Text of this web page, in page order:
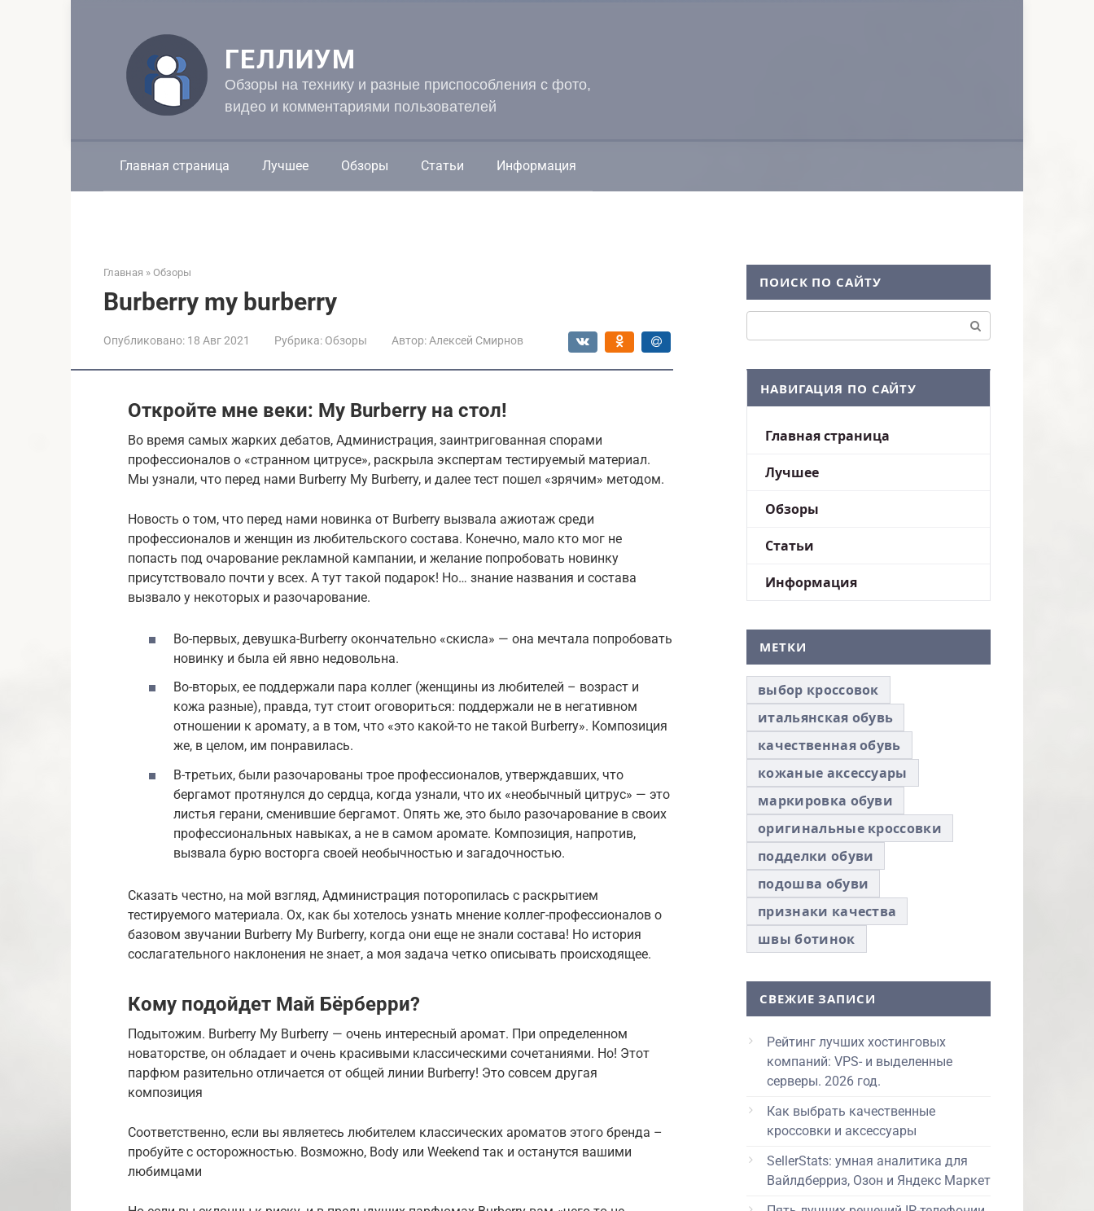
ГЕЛЛИУМ
Обзоры на технику и разные приспособления с фото,
видео и комментариями пользователей
Главная страница Лучшее Обзоры Статьи Информация
Главная » Обзоры
Burberry my burberry
Опубликовано: 18 Авг 2021 Рубрика: Обзоры Автор: Алексей Смирнов
Откройте мне веки: My Burberry на стол!
Во время самых жарких дебатов, Администрация, заинтригованная спорами
профессионалов о «странном цитрусе», раскрыла экспертам тестируемый материал.
Мы узнали, что перед нами Burberry My Burberry, и далее тест пошел «зрячим» методом.
Новость о том, что перед нами новинка от Burberry вызвала ажиотаж среди
профессионалов и женщин из любительского состава. Конечно, мало кто мог не
попасть под очарование рекламной кампании, и желание попробовать новинку
присутствовало почти у всех. А тут такой подарок! Но… знание названия и состава
вызвало у некоторых и разочарование.
Во-первых, девушка-Burberry окончательно «скисла» — она мечтала попробовать
новинку и была ей явно недовольна.
Во-вторых, ее поддержали пара коллег (женщины из любителей – возраст и
кожа разные), правда, тут стоит оговориться: поддержали не в негативном
отношении к аромату, а в том, что «это какой-то не такой Burberry». Композиция
же, в целом, им понравилась.
В-третьих, были разочарованы трое профессионалов, утверждавших, что
бергамот протянулся до сердца, когда узнали, что их «необычный цитрус» — это
листья герани, сменившие бергамот. Опять же, это было разочарование в своих
профессиональных навыках, а не в самом аромате. Композиция, напротив,
вызвала бурю восторга своей необычностью и загадочностью.
Сказать честно, на мой взгляд, Администрация поторопилась с раскрытием
тестируемого материала. Ох, как бы хотелось узнать мнение коллег-профессионалов о
базовом звучании Burberry My Burberry, когда они еще не знали состава! Но история
сослагательного наклонения не знает, а моя задача четко описывать происходящее.
Кому подойдет Май Бёрберри?
Подытожим. Burberry My Burberry — очень интересный аромат. При определенном
новаторстве, он обладает и очень красивыми классическими сочетаниями. Но! Этот
парфюм разительно отличается от общей линии Burberry! Это совсем другая
композиция
Соответственно, если вы являетесь любителем классических ароматов этого бренда –
пробуйте с осторожностью. Возможно, Body или Weekend так и останутся вашими
любимцами
ПОИСК ПО САЙТУ
НАВИГАЦИЯ ПО САЙТУ
Главная страница
Лучшее
Обзоры
Статьи
Информация
МЕТКИ
выбор кроссовок
итальянская обувь
качественная обувь
кожаные аксессуары
маркировка обуви
оригинальные кроссовки
подделки обуви
подошва обуви
признаки качества
швы ботинок
СВЕЖИЕ ЗАПИСИ
Рейтинг лучших хостинговых
компаний: VPS- и выделенные
серверы. 2026 год.
Как выбрать качественные
кроссовки и аксессуары
SellerStats: умная аналитика для
Вайлдберриз, Озон и Яндекс Маркет